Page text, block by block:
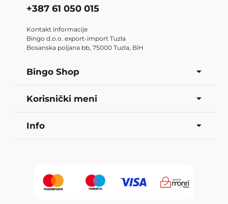
+387 61 050 015
Kontakt informacije
Bingo d.o.o. export-import Tuzla
Bosanska poljana bb, 75000 Tuzla, BiH
Bingo Shop
Korisnički meni
Info